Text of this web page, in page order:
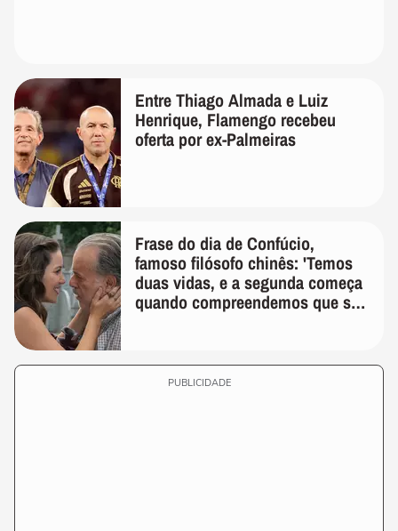
Entre Thiago Almada e Luiz
Henrique, Flamengo recebeu
oferta por ex-Palmeiras
Frase do dia de Confúcio,
famoso filósofo chinês: 'Temos
duas vidas, e a segunda começa
quando compreendemos que só
PUBLICIDADE